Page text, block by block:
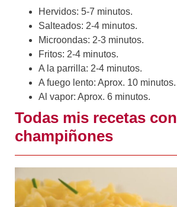
Hervidos: 5-7 minutos.
Salteados: 2-4 minutos.
Microondas: 2-3 minutos.
Fritos: 2-4 minutos.
A la parrilla: 2-4 minutos.
A fuego lento: Aprox. 10 minutos.
Al vapor: Aprox. 6 minutos.
Todas mis recetas con
champiñones